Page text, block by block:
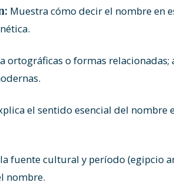
Muestra cómo decir el nombre en
ortográficas o formas
el sentido esencial del nombre
fuente cultural y período (egipcio
nombre.